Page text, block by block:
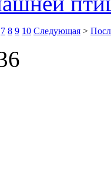
7 8 9 10 Следующая >